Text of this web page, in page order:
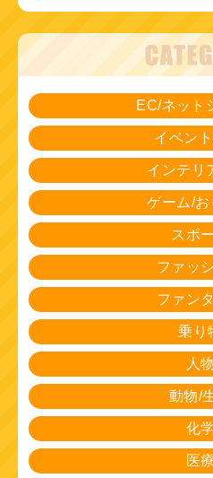
EC/ネット
イベン
インテリ
ゲーム/お
スポ
ファッ
ファン
乗り
人物
動物/
化学
医療